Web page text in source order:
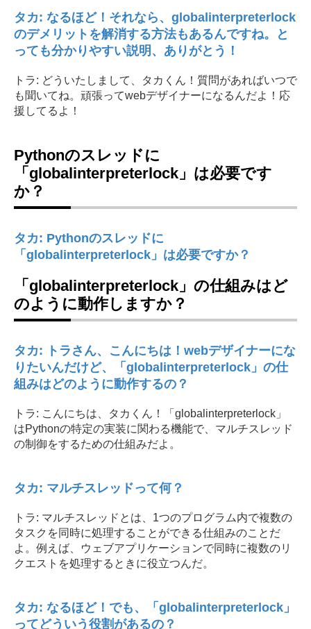
タカ: なるほど！それなら、globalinterpreterlock
のデメリットを解消する方法もあるんですね。と
っても分かりやすい説明、ありがとう！
トラ: どういたしまして、タカくん！質問があればいつで
も聞いてね。頑張ってwebデザイナーになるんだよ！応
援してるよ！
Pythonのスレッドに
「globalinterpreterlock」は必要です
か？
タカ: Pythonのスレッドに
「globalinterpreterlock」は必要ですか？
「globalinterpreterlock」の仕組みはど
のように動作しますか？
タカ: トラさん、こんにちは！webデザイナーにな
りたいんだけど、「globalinterpreterlock」の仕
組みはどのように動作するの？
トラ: こんにちは、タカくん！「globalinterpreterlock」
はPythonの特定の実装に関わる機能で、マルチスレッド
の制御をするための仕組みだよ。
タカ: マルチスレッドって何？
トラ: マルチスレッドとは、1つのプログラム内で複数の
タスクを同時に処理することができる仕組みのことだ
よ。例えば、ウェブアプリケーションで同時に複数のリ
クエストを処理するときに役立つんだ。
タカ: なるほど！でも、「globalinterpreterlock」
ってどういう役割があるの？